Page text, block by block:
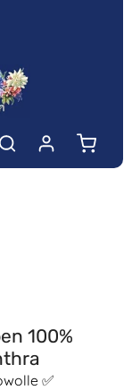
100%
✅